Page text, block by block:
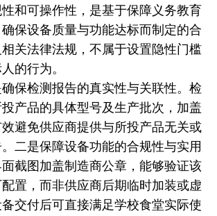
和可操作性，是基于保障义务教育
保设备质量与功能达标而制定的合
关法律法规，不属于设置隐性门槛
的行为。
保检测报告的真实性与关联性。检
产品的具体型号及生产批次，加盖
避免供应商提供与所投产品无关或
二是保障设备功能的合规性与实用
截图加盖制造商公章，能够验证该
置，而非供应商后期临时加装或虚
交付后可直接满足学校食堂实际使